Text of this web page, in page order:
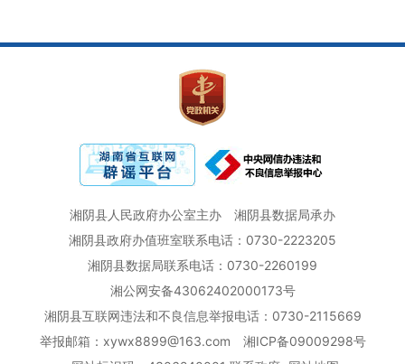
湘阴县人民政府办公室主办
湘阴县数据局承办
湘阴县政府办值班室联系电话：0730-2223205
湘阴县数据局联系电话：0730-2260199
湘公网安备43062402000173号
湘阴县互联网违法和不良信息举报电话：0730-2115669
举报邮箱：xywx8899@163.com
湘ICP备09009298号